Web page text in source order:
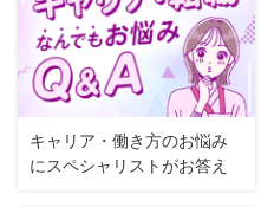
キャリア・働き方のお悩み
にスペシャリストがお答え